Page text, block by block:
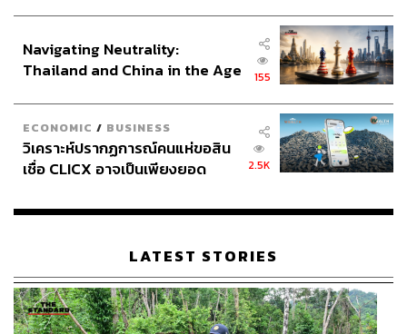
Navigating Neutrality:
Thailand and China in the Age
155
ECONOMIC / BUSINESS
วิเคราะห์ปรากฏการณ์คนแห่ขอสิน
เชื่อ CLICX อาจเป็นเพียงยอด
เรือนไทยที่ถูกซุกไว้
2.5K
LATEST STORIES